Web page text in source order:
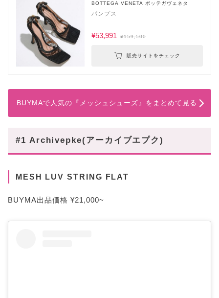
BOTTEGA VENETA ボッテガヴェネタ
パンプス
¥53,991 ¥159,500
販売サイトをチェック
BUYMAで人気の『メッシュシューズ』をまとめて見る
#1 Archivepke(アーカイブエプク)
MESH LUV STRING FLAT
BUYMA出品価格 ¥21,000~